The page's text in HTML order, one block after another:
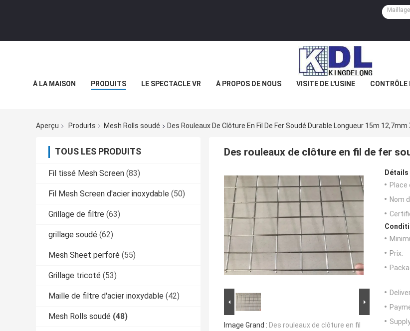
À LA MAISON PRODUITS LE SPECTACLE VR À PROPOS DE NOUS VISITE DE L'USINE CONTRÔLE
Aperçu Produits Mesh Rolls soudé Des Rouleaux De Clôture En Fil De Fer Soudé Durable Longueur 15m 12,7mm
TOUS LES PRODUITS
Fil tissé Mesh Screen (83)
Fil Mesh Screen d'acier inoxydable (50)
Grillage de filtre (63)
grillage soudé (62)
Mesh Sheet perforé (55)
Grillage tricoté (53)
Maille de filtre d'acier inoxydable (42)
Mesh Rolls soudé (48)
Des rouleaux de clôture en fil de fer
Image Grand : Des rouleaux de clôture en fil
Place
Nom
Prix: